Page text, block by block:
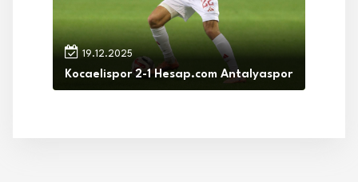
19.12.2025
Kocaelispor 2-1 Hesap.com Antalyaspor